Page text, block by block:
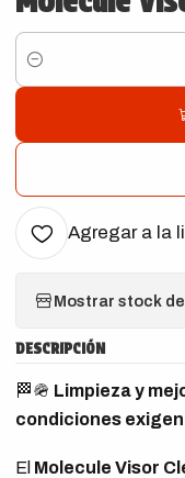
Cantidad
Agregar a la
Mostrar stock
DESCRIPCIÓN
🏁🪖 Limpieza y
condiciones
El Molecule Visor